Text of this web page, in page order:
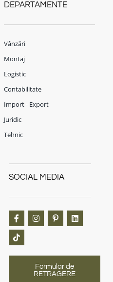
DEPARTAMENTE
Vânzări
Montaj
Logistic
Contabilitate
Import - Export
Juridic
Tehnic
SOCIAL MEDIA
Formular de
RETRAGERE